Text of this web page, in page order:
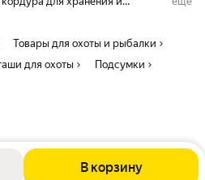
В корзину
На обратной стороне подсумка,
на ремне (ширина ремня до 5 см).
кордура , на 8 патронов:
Калибр: 12,16,20 Количество
Товары для охоты и рыбалки
для охоты
Подсумки